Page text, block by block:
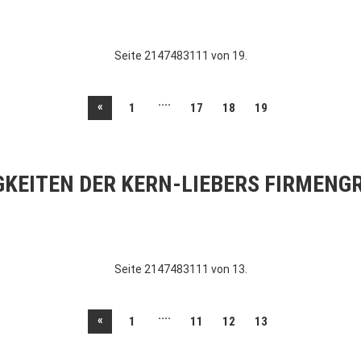
Seite 2147483111 von 19.
« 1 .... 17 18 19
DER KERN-LIEBERS
Seite 2147483111 von 13.
« 1 .... 11 12 13